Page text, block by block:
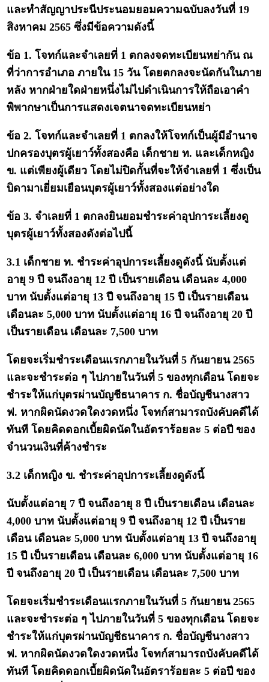
และทำสัญญาประนีประนอมยอมความฉบับลงวันที่ 19
สิงหาคม 2565 ซึ่งมีข้อความดังนี้
ข้อ 1. โจทก์และจำเลยที่ 1 ตกลงจดทะเบียนหย่ากัน ณ
ที่ว่าการอำเภอ ภายใน 15 วัน โดยตกลงจะนัดกันในภาย
หลัง หากฝ่ายใดฝ่ายหนึ่งไม่ไปดำเนินการให้ถือเอาคำ
พิพากษาเป็นการแสดงเจตนาจดทะเบียนหย่า
ข้อ 2. โจทก์และจำเลยที่ 1 ตกลงให้โจทก์เป็นผู้มีอำนาจ
ปกครองบุตรผู้เยาว์ทั้งสองคือ เด็กชาย ท. และเด็กหญิง
ข. แต่เพียงผู้เดียว โดยไม่ปิดกั้นที่จะให้จำเลยที่ 1 ซึ่งเป็น
บิดามาเยี่ยมเยือนบุตรผู้เยาว์ทั้งสองแต่อย่างใด
ข้อ 3. จำเลยที่ 1 ตกลงยินยอมชำระค่าอุปการะเลี้ยงดู
บุตรผู้เยาว์ทั้งสองดังต่อไปนี้
3.1 เด็กชาย ท. ชำระค่าอุปการะเลี้ยงดูดังนี้ นับตั้งแต่
อายุ 9 ปี จนถึงอายุ 12 ปี เป็นรายเดือน เดือนละ 4,000
บาท นับตั้งแต่อายุ 13 ปี จนถึงอายุ 15 ปี เป็นรายเดือน
เดือนละ 5,000 บาท นับตั้งแต่อายุ 16 ปี จนถึงอายุ 20 ปี
เป็นรายเดือน เดือนละ 7,500 บาท
โดยจะเริ่มชำระเดือนแรกภายในวันที่ 5 กันยายน 2565
และจะชำระต่อ ๆ ไปภายในวันที่ 5 ของทุกเดือน โดยจะ
ชำระให้แก่บุตรผ่านบัญชีธนาคาร ก. ชื่อบัญชีนางสาว
ฟ. หากผิดนัดงวดใดงวดหนึ่ง โจทก์สามารถบังคับคดีได้
ทันที โดยคิดดอกเบี้ยผิดนัดในอัตราร้อยละ 5 ต่อปี ของ
จำนวนเงินที่ค้างชำระ
3.2 เด็กหญิง ข. ชำระค่าอุปการะเลี้ยงดูดังนี้
นับตั้งแต่อายุ 7 ปี จนถึงอายุ 8 ปี เป็นรายเดือน เดือนละ
4,000 บาท นับตั้งแต่อายุ 9 ปี จนถึงอายุ 12 ปี เป็นราย
เดือน เดือนละ 5,000 บาท นับตั้งแต่อายุ 13 ปี จนถึงอายุ
15 ปี เป็นรายเดือน เดือนละ 6,000 บาท นับตั้งแต่อายุ 16
ปี จนถึงอายุ 20 ปี เป็นรายเดือน เดือนละ 7,500 บาท
โดยจะเริ่มชำระเดือนแรกภายในวันที่ 5 กันยายน 2565
และจะชำระต่อ ๆ ไปภายในวันที่ 5 ของทุกเดือน โดยจะ
ชำระให้แก่บุตรผ่านบัญชีธนาคาร ก. ชื่อบัญชีนางสาว
ฟ. หากผิดนัดงวดใดงวดหนึ่ง โจทก์สามารถบังคับคดีได้
ทันที โดยคิดดอกเบี้ยผิดนัดในอัตราร้อยละ 5 ต่อปี ของ